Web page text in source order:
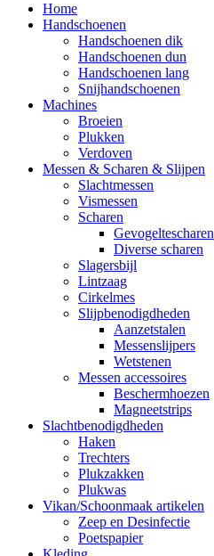
Home
Handschoenen
Handschoenen dik
Handschoenen dun
Handschoenen lang
Snijhandschoenen
Machines
Broeien
Plukken
Verdoven
Messen & Scharen & Slijpen
Slachtmessen
Vismessen
Scharen
Gevogeltescharen
Diverse scharen
Slagersbijl
Lintzaag
Cirkelmes
Slijpbenodigdheden
Aanzetstalen
Messenslijpers
Wetstenen
Messen accessoires
Beschermhoezen
Magneetstrips
Slachtbenodigdheden
Haken
Trechters
Plukzakken
Plukwas
Vikan/Schoonmaak artikelen
Zeep en Desinfectie
Poetspapier